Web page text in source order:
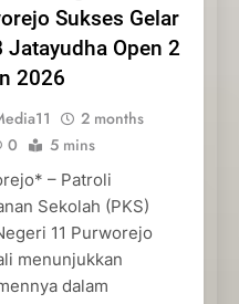
Sukses Gelar
Jatayudha Open 2
2026
2 months
0 5 mins
– Patroli
Sekolah (PKS)
11 Purworejo
menunjukkan
dalam